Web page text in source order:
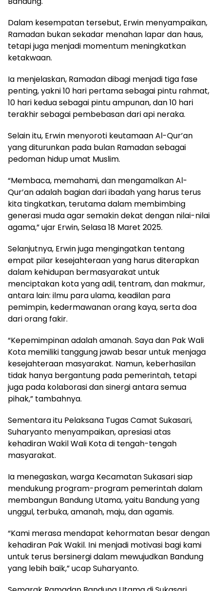
Dalam kesempatan tersebut, Erwin menyampaikan,
Ramadan bukan sekadar menahan lapar dan haus,
tetapi juga menjadi momentum meningkatkan
ketakwaan.
Ia menjelaskan, Ramadan dibagi menjadi tiga fase
penting, yakni 10 hari pertama sebagai pintu rahmat,
10 hari kedua sebagai pintu ampunan, dan 10 hari
terakhir sebagai pembebasan dari api neraka.
Selain itu, Erwin menyoroti keutamaan Al-Qur’an
yang diturunkan pada bulan Ramadan sebagai
pedoman hidup umat Muslim.
“Membaca, memahami, dan mengamalkan Al-
Qur’an adalah bagian dari ibadah yang harus terus
kita tingkatkan, terutama dalam membimbing
generasi muda agar semakin dekat dengan nilai-nilai
agama,” ujar Erwin, Selasa 18 Maret 2025.
Selanjutnya, Erwin juga mengingatkan tentang
empat pilar kesejahteraan yang harus diterapkan
dalam kehidupan bermasyarakat untuk
menciptakan kota yang adil, tentram, dan makmur,
antara lain: ilmu para ulama, keadilan para
pemimpin, kedermawanan orang kaya, serta doa
dari orang fakir.
“Kepemimpinan adalah amanah. Saya dan Pak Wali
Kota memiliki tanggung jawab besar untuk menjaga
kesejahteraan masyarakat. Namun, keberhasilan
tidak hanya bergantung pada pemerintah, tetapi
juga pada kolaborasi dan sinergi antara semua
pihak,” tambahnya.
Sementara itu Pelaksana Tugas Camat Sukasari,
Suharyanto menyampaikan, apresiasi atas
kehadiran Wakil Wali Kota di tengah-tengah
masyarakat.
Ia menegaskan, warga Kecamatan Sukasari siap
mendukung program-program pemerintah dalam
membangun Bandung Utama, yaitu Bandung yang
unggul, terbuka, amanah, maju, dan agamis.
“Kami merasa mendapat kehormatan besar dengan
kehadiran Pak Wakil. Ini menjadi motivasi bagi kami
untuk terus bersinergi dalam mewujudkan Bandung
yang lebih baik,” ucap Suharyanto.